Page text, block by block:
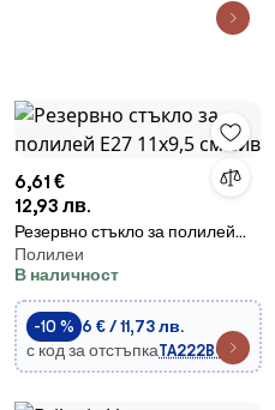
6,61 €
12,93 лв.
Резервно стъкло за полилей
E27 11x9,5 см сив
Полилеи
В наличност
-10 % 6 € / 11,73 лв.
с код за отстъпкаTA222BG